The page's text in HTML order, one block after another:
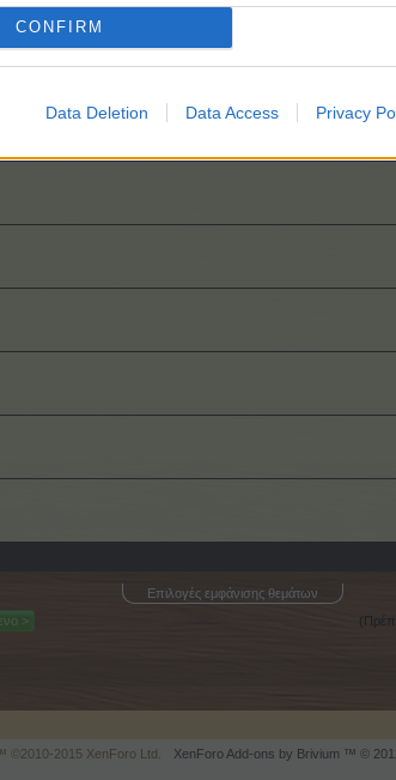
CONFIRM
Data Deletion Data Access Privacy
Επιλογές εμφάνισης θεμάτων
>
©2010-2015 XenForo Ltd. XenForo Add-ons by Brivium ™ ©